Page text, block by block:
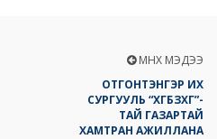
ӨМНӨХ МЭДЭЭ
ОТГОНТЭНГЭР ИХ
СУРГУУЛЬ “ХГБЗХГ”-
ТАЙ ГАЗАРТАЙ
ХАМТРАН АЖИЛЛАНА